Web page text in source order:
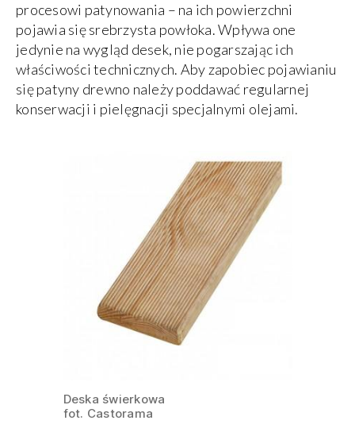
procesowi patynowania – na ich powierzchni
pojawia się srebrzysta powłoka. Wpływa one
jedynie na wygląd desek, nie pogarszając ich
właściwości technicznych. Aby zapobiec pojawianiu
się patyny drewno należy poddawać regularnej
konserwacji i pielęgnacji specjalnymi olejami.
Deska świerkowa
fot. Castorama